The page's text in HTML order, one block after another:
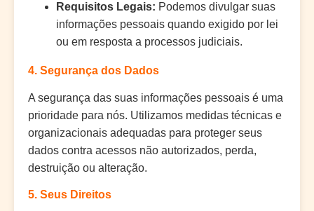
Requisitos Legais: Podemos divulgar suas
informações pessoais quando exigido por lei
ou em resposta a processos judiciais.
4. Segurança dos Dados
A segurança das suas informações pessoais é uma
prioridade para nós. Utilizamos medidas técnicas e
organizacionais adequadas para proteger seus
dados contra acessos não autorizados, perda,
destruição ou alteração.
5. Seus Direitos